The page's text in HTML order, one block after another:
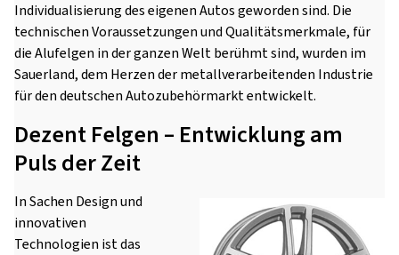
Individualisierung des eigenen Autos geworden sind. Die
technischen Voraussetzungen und Qualitätsmerkmale, für
die Alufelgen in der ganzen Welt berühmt sind, wurden im
Sauerland, dem Herzen der metallverarbeitenden Industrie
für den deutschen Autozubehörmarkt entwickelt.
Dezent Felgen – Entwicklung am
Puls der Zeit
In Sachen Design und
innovativen
Technologien ist das